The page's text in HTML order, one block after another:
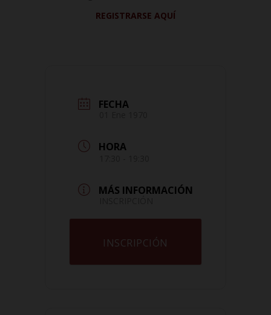
REGISTRARSE AQUÍ
FECHA
HORA
MÁS INFORMACIÓN
INSCRIPCIÓN